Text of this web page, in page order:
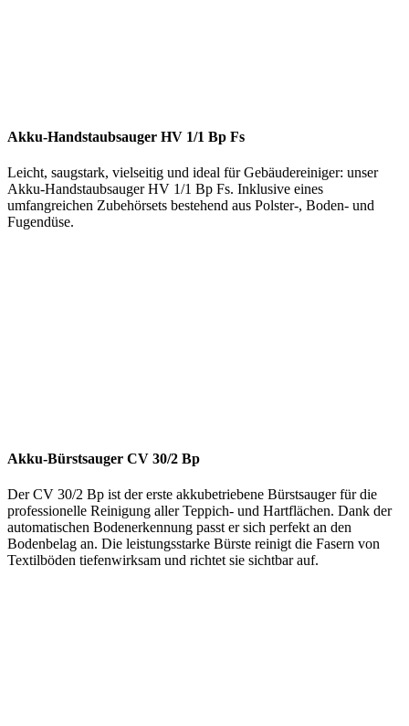
Akku-Handstaubsauger HV 1/1 Bp Fs
Leicht, saugstark, vielseitig und ideal für Gebäudereiniger: unser
Akku-Handstaubsauger HV 1/1 Bp Fs. Inklusive eines
umfangreichen Zubehörsets bestehend aus Polster-, Boden- und
Fugendüse.
Akku-Bürstsauger CV 30/2 Bp
Der CV 30/2 Bp ist der erste akkubetriebene Bürstsauger für die
professionelle Reinigung aller Teppich- und Hartflächen. Dank der
automatischen Bodenerkennung passt er sich perfekt an den
Bodenbelag an. Die leistungsstarke Bürste reinigt die Fasern von
Textilböden tiefenwirksam und richtet sie sichtbar auf.